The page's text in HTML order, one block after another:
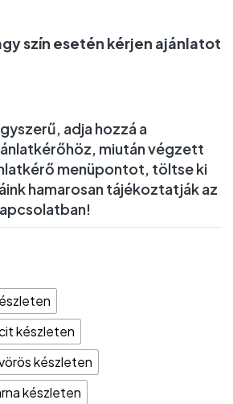
szín esetén kérjen ajánlatot
adja hozzá a
miután végzett
menüpontot, töltse ki
hamarosan tájékoztatják az
készleten
készleten
készleten